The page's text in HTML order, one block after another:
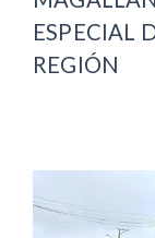
ESPECIAL
REGIÓN